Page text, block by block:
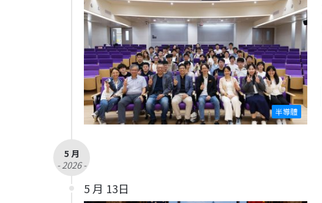
半導體
5 月
- 2026 -
5 月 13日